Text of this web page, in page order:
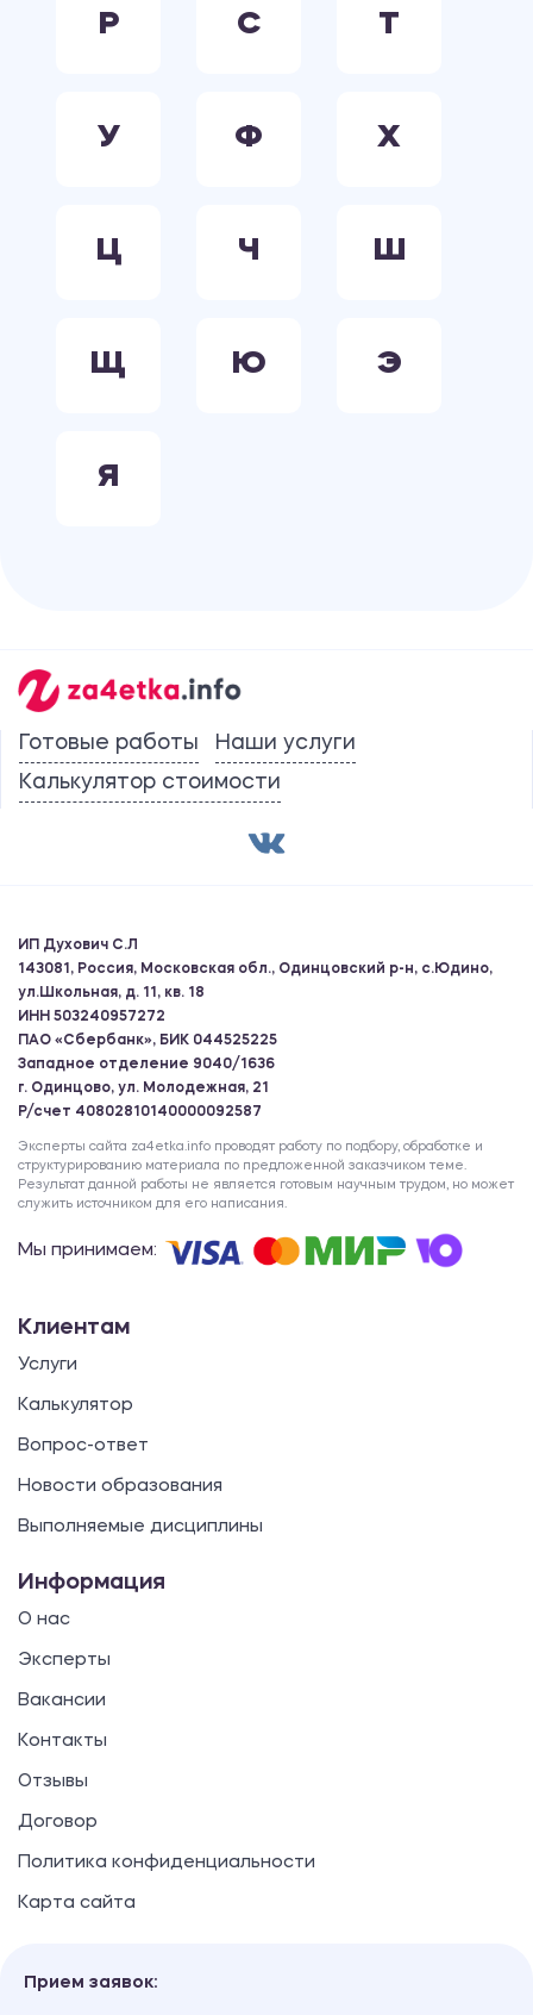
Р С Т
У Ф Х
Ц Ч Ш
Щ Ю Э
Я
Готовые работы
Наши услуги
Калькулятор стоимости
ИП Духович С.Л
143081, Россия, Московская обл., Одинцовский р-н, с.Юдино,
ул.Школьная, д. 11, кв. 18
ИНН 503240957272
ПАО «Сбербанк», БИК 044525225
Западное отделение 9040/1636
г. Одинцово, ул. Молодежная, 21
Р/счет 40802810140000092587
Эксперты сайта za4etka.info проводят работу по подбору, обработке и
структурированию материала по предложенной заказчиком теме.
Результат данной работы не является готовым научным трудом, но может
служить источником для его написания.
Мы принимаем:
Клиентам
Услуги
Калькулятор
Вопрос-ответ
Новости образования
Выполняемые дисциплины
Информация
О нас
Эксперты
Вакансии
Контакты
Отзывы
Договор
Политика конфиденциальности
Карта сайта
Прием заявок: